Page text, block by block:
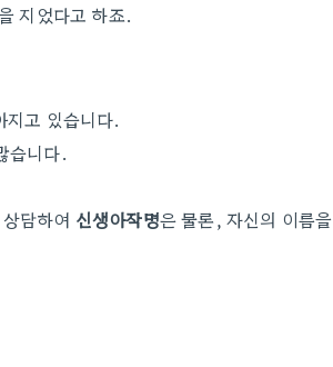
지었다고 하죠.
지고 있습니다.
습니다.
담하여 신생아작명은 물론, 자신의 이름을